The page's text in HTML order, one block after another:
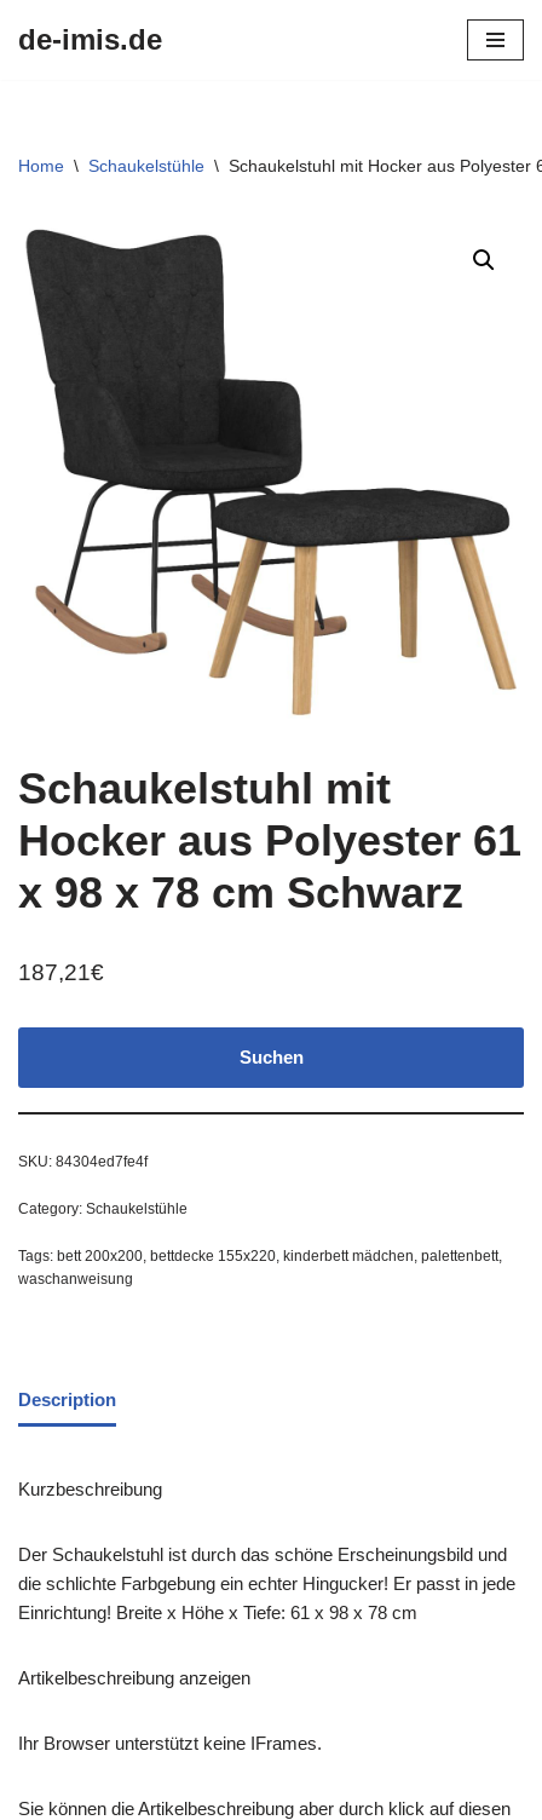
de-imis.de
Home \ Schaukelstühle \ Schaukelstuhl mit Hocker aus Polyester
Schaukelstuhl mit
Hocker aus Polyester 61
x 98 x 78 cm Schwarz
187,21€
Suchen
SKU: 84304ed7fe4f
Category: Schaukelstühle
Tags: bett 200x200, bettdecke 155x220, kinderbett mädchen, palettenbett,
waschanweisung
Description
Kurzbeschreibung
Der Schaukelstuhl ist durch das schöne Erscheinungsbild und
die schlichte Farbgebung ein echter Hingucker! Er passt in jede
Einrichtung! Breite x Höhe x Tiefe: 61 x 98 x 78 cm
Artikelbeschreibung anzeigen
Ihr Browser unterstützt keine IFrames.
Sie können die Artikelbeschreibung aber durch klick auf diesen